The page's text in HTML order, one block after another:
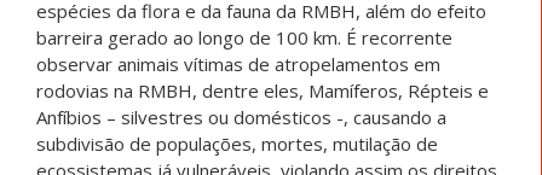
espécies da flora e da fauna da RMBH, além do efeito
barreira gerado ao longo de 100 km. É recorrente
observar animais vítimas de atropelamentos em
rodovias na RMBH, dentre eles, Mamíferos, Répteis e
Anfíbios – silvestres ou domésticos -, causando a
subdivisão de populações, mortes, mutilação de